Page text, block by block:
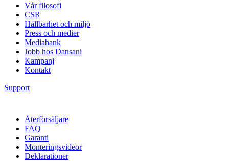
Vår filosofi
CSR
Hållbarhet och miljö
Press och medier
Mediabank
Jobb hos Dansani
Kampanj
Kontakt
Support
Återförsäljare
FAQ
Garanti
Monteringsvideor
Deklarationer